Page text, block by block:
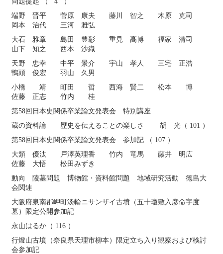
端野 晋平 菅原 康夫 藤川 智之 木原 克司
岡本 治代 三河 雅弘
大石 雅章 島田 豊彰 重見 髙博 福家 清司
山下 知之 西本 沙織
天野 忠幸 中平 景介 宇山 孝人 三宅 正浩
鴨頭 俊宏 羽山 久男
小橋 靖 町田 哲 西海 賢二 松本 博
佐藤 正志 竹内 桂
第58回日本史関係卒業論文発表会 特別講座
蔵の資料論 ―歴史を伝えることの楽しさ― 胡 光（ 101 ）
第58回日本史関係卒業論文発表会 参加記 （ 107 ）
大類 優汰 戸澤英理香 竹内 竜馬 藤井 明広
佐藤 大悟 松田みずき
動向 陵墓問題 博物館・資料館問題 地域研究活動 徳島大
会関連
大阪府泉南郡岬町淡輪ニサンザイ古墳（五十瓊敷入彦命宇度
墓）限定公開参加記
永山はるか（ 116 ）
行燈山古墳（奈良県天理市柳本）限定立ち入り観察および検討
会参加記